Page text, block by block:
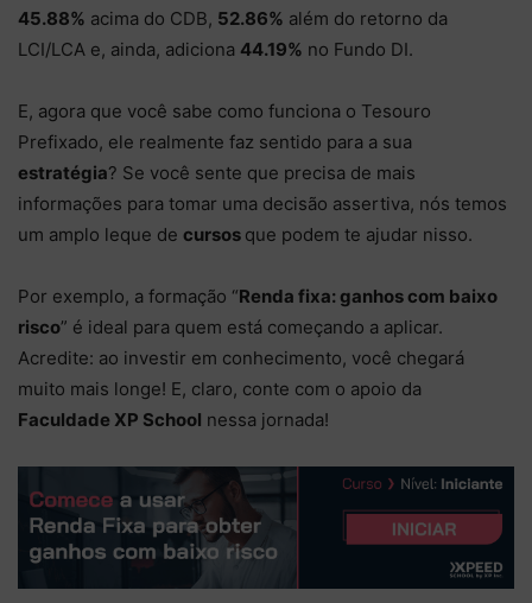
45.88% acima do CDB, 52.86% além do retorno da
LCI/LCA e, ainda, adiciona 44.19% no Fundo DI.
E, agora que você sabe como funciona o Tesouro
Prefixado, ele realmente faz sentido para a sua
estratégia? Se você sente que precisa de mais
informações para tomar uma decisão assertiva, nós temos
um amplo leque de cursos que podem te ajudar nisso.
Por exemplo, a formação “Renda fixa: ganhos com baixo
risco” é ideal para quem está começando a aplicar.
Acredite: ao investir em conhecimento, você chegará
muito mais longe! E, claro, conte com o apoio da
Faculdade XP School nessa jornada!